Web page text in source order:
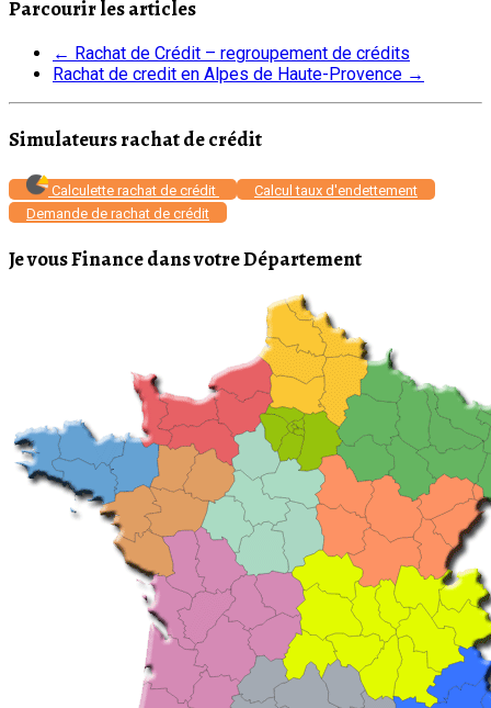
Parcourir les articles
← Rachat de Crédit – regroupement de crédits
Rachat de credit en Alpes de Haute-Provence →
Simulateurs rachat de crédit
Calculette rachat de crédit
Calcul taux d'endettement
Demande de rachat de crédit
Je vous Finance dans votre Département